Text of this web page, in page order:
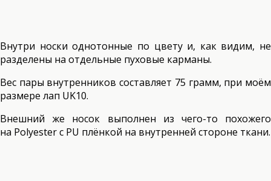
Внутри носки однотонные по цвету и, как видим, не
разделены на отдельные пуховые карманы.
Вес пары внутренников составляет 75 грамм, при моём
размере лап UK10.
Внешний же носок выполнен из чего-то похожего
на Polyester с PU плёнкой на внутренней стороне ткани.